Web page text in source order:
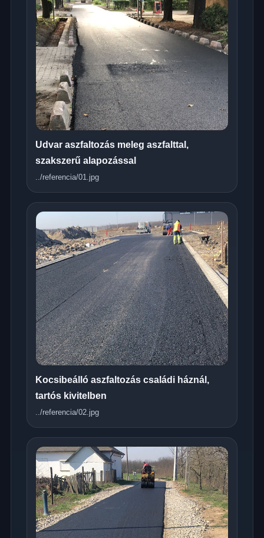
Udvar aszfaltozás meleg aszfalttal,
szakszerű alapozással
../referencia/01.jpg
Kocsibeálló aszfaltozás családi háznál,
tartós kivitelben
../referencia/02.jpg